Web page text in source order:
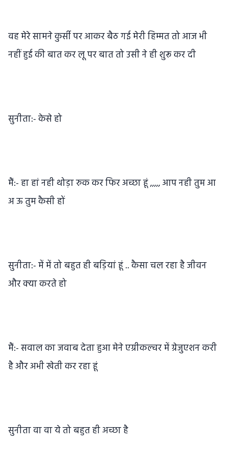
वह मेरे सामने कुर्सी पर आकर बैठ गई मेरी हिम्मत तो आज भी
नहीं हुई की बात कर लू पर बात तो उसी ने ही शुरू कर दी
सुनीता:- केसे हो
मैं:- हा हां नही थोड़ा रुक कर फिर अच्छा हूं ,,,,, आप नही तुम आ
अ ऊ तुम कैसी हों
सुनीता:- में में तो बहुत ही बड़ियां हूं .. कैसा चल रहा है जीवन
और क्या करते हो
मैं:- सवाल का जवाब देता हुआ मेने एग्रीकल्चर में ग्रेजुएशन करी
है और अभी खेती कर रहा हूं
सुनीता वा वा ये तो बहुत ही अच्छा है